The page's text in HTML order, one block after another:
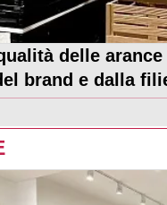
delle
brand e dalla